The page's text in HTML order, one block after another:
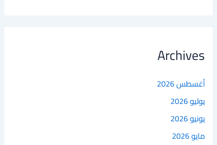
Archives
أغسطس 2026
يوليو 2026
يونيو 2026
مايو 2026